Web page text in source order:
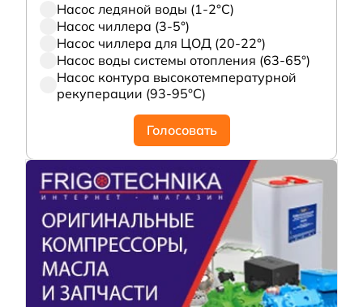
Насос ледяной воды (1-2°С)
Насос чиллера (3-5°)
Насос чиллера для ЦОД (20-22°)
Насос воды системы отопления (63-65°)
Насос контура высокотемпературной
рекуперации (93-95°С)
Голосовать